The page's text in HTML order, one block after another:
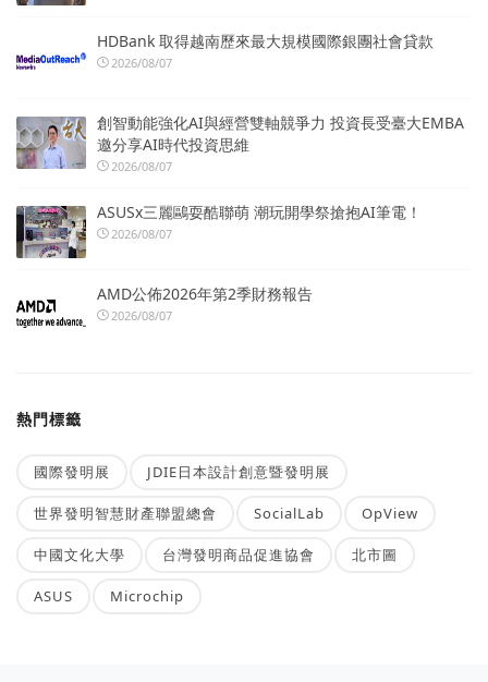
HDBank 取得越南歷來最大規模國際銀團社會貸款
2026/08/07
創智動能強化AI與經營雙軸競爭力 投資長受臺大EMBA
邀分享AI時代投資思維
2026/08/07
ASUSx三麗鷗耍酷聯萌 潮玩開學祭搶抱AI筆電！
2026/08/07
AMD公佈2026年第2季財務報告
2026/08/07
熱門標籤
國際發明展 JDIE日本設計創意暨發明展
世界發明智慧財產聯盟總會 SocialLab OpView
中國文化大學 台灣發明商品促進協會 北市圖
ASUS Microchip